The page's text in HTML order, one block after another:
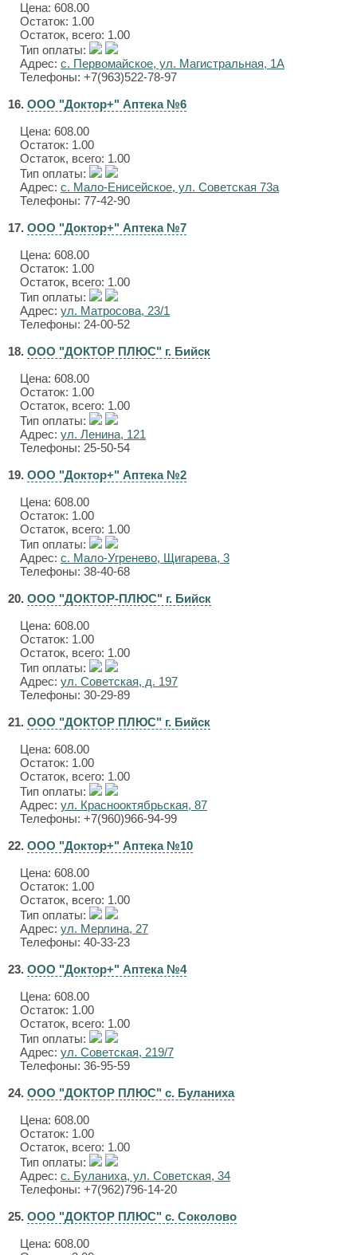
Цена: 608.00
Остаток: 1.00
Остаток, всего: 1.00
Тип оплаты:
Адрес: с. Первомайское, ул. Магистральная, 1А
Телефоны: +7(963)522-78-97
16. ООО "Доктор+" Аптека №6
Цена: 608.00
Остаток: 1.00
Остаток, всего: 1.00
Тип оплаты:
Адрес: с. Мало-Енисейское, ул. Советская 73а
Телефоны: 77-42-90
17. ООО "Доктор+" Аптека №7
Цена: 608.00
Остаток: 1.00
Остаток, всего: 1.00
Тип оплаты:
Адрес: ул. Матросова, 23/1
Телефоны: 24-00-52
18. ООО "ДОКТОР ПЛЮС" г. Бийск
Цена: 608.00
Остаток: 1.00
Остаток, всего: 1.00
Тип оплаты:
Адрес: ул. Ленина, 121
Телефоны: 25-50-54
19. ООО "Доктор+" Аптека №2
Цена: 608.00
Остаток: 1.00
Остаток, всего: 1.00
Тип оплаты:
Адрес: с. Мало-Угренево, Щигарева, 3
Телефоны: 38-40-68
20. ООО "ДОКТОР-ПЛЮС" г. Бийск
Цена: 608.00
Остаток: 1.00
Остаток, всего: 1.00
Тип оплаты:
Адрес: ул. Советская, д. 197
Телефоны: 30-29-89
21. ООО "ДОКТОР ПЛЮС" г. Бийск
Цена: 608.00
Остаток: 1.00
Остаток, всего: 1.00
Тип оплаты:
Адрес: ул. Краснооктябрьская, 87
Телефоны: +7(960)966-94-99
22. ООО "Доктор+" Аптека №10
Цена: 608.00
Остаток: 1.00
Остаток, всего: 1.00
Тип оплаты:
Адрес: ул. Мерлина, 27
Телефоны: 40-33-23
23. ООО "Доктор+" Аптека №4
Цена: 608.00
Остаток: 1.00
Остаток, всего: 1.00
Тип оплаты:
Адрес: ул. Советская, 219/7
Телефоны: 36-95-59
24. ООО "ДОКТОР ПЛЮС" с. Буланиха
Цена: 608.00
Остаток: 1.00
Остаток, всего: 1.00
Тип оплаты:
Адрес: с. Буланиха, ул. Советская, 34
Телефоны: +7(962)796-14-20
25. ООО "ДОКТОР ПЛЮС" с. Соколово
Цена: 608.00